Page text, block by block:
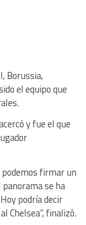
Borussia,
el equipo que
y fue el que
podemos firmar un
se ha
podría decir
Chelsea”, finalizó.